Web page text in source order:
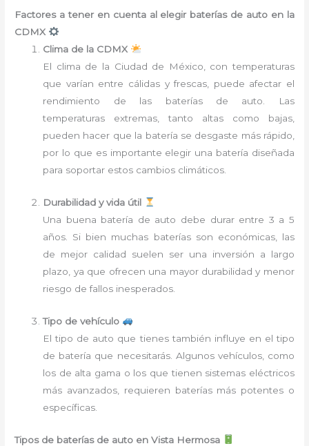
Factores a tener en cuenta al elegir baterías de auto en la
CDMX
Clima de la CDMX
El clima de la Ciudad de México, con temperaturas
que varían entre cálidas y frescas, puede afectar el
rendimiento de las baterías de auto. Las
temperaturas extremas, tanto altas como bajas,
pueden hacer que la batería se desgaste más rápido,
por lo que es importante elegir una batería diseñada
para soportar estos cambios climáticos.
Durabilidad y vida útil
Una buena batería de auto debe durar entre 3 a 5
años. Si bien muchas baterías son económicas, las
de mejor calidad suelen ser una inversión a largo
plazo, ya que ofrecen una mayor durabilidad y menor
riesgo de fallos inesperados.
Tipo de vehículo
El tipo de auto que tienes también influye en el tipo
de batería que necesitarás. Algunos vehículos, como
los de alta gama o los que tienen sistemas eléctricos
más avanzados, requieren baterías más potentes o
específicas.
Tipos de baterías de auto en Vista Hermosa